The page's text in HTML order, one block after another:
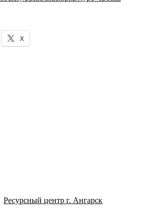
X
Ресурсный центр г. Ангарск